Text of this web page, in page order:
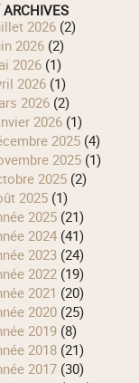
ARCHIVES
2026(2)
2026(2)
mai 2026(1)
2026(1)
mars 2026(2)
2026(1)
2025(4)
2025(1)
2025(2)
2025(1)
2025(21)
2024(41)
2023(24)
2022(19)
2021 (20)
2020(25)
2019(8)
2018(21)
2017(30)